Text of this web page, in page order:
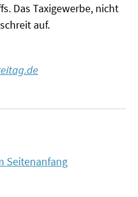
Das Taxigewerbe, nicht
auf.
Seitenanfang